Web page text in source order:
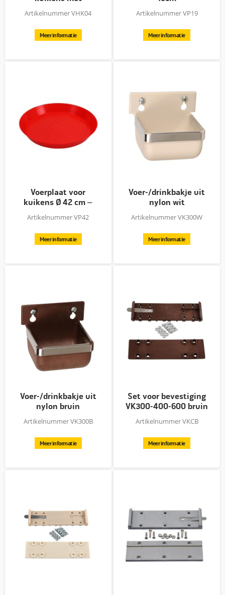
draaideksel
Artikelnummer VHK04
Meer informatie
Artikelnummer VP19
Meer informatie
Voerplaat voor
kuikens Ø 42 cm –
Artikelnummer VP42
Meer informatie
Voer-/drinkbakje uit
nylon wit
Artikelnummer VK300W
Meer informatie
Voer-/drinkbakje uit
nylon bruin
Artikelnummer VK300B
Meer informatie
Set voor bevestiging
VK300-400-600 bruin
Artikelnummer VKCB
Meer informatie